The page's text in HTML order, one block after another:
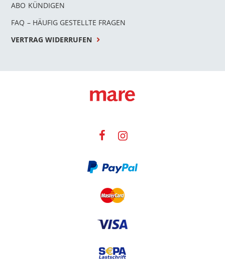
ABO KÜNDIGEN
FAQ – HÄUFIG GESTELLTE FRAGEN
VERTRAG WIDERRUFEN